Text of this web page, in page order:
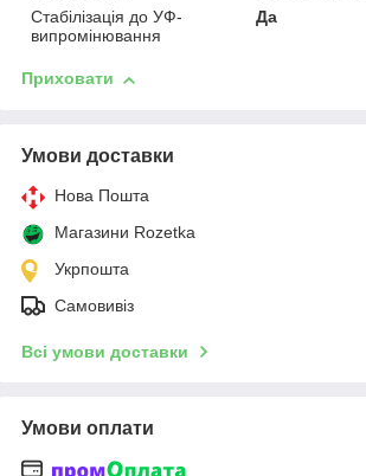
Стабілізація до УФ-
випромінювання
Да
Приховати
Умови доставки
Нова Пошта
Магазини Rozetka
Укрпошта
Самовивіз
Всі умови доставки
Умови оплати